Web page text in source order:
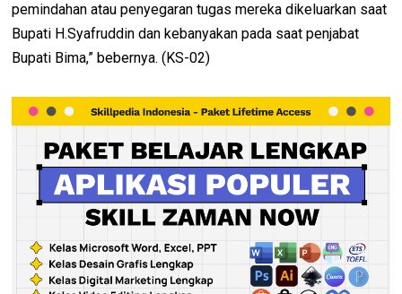
pemindahan atau penyegaran tugas mereka dikeluarkan saat
Bupati H.Syafruddin dan kebanyakan pada saat penjabat
Bupati Bima,” bebernya. (KS-02)